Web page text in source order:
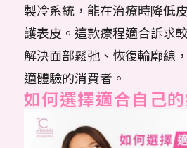
製冷系統，能在治療時降低
護表皮。這款療程適合訴求
解決面部鬆弛、恢復輪廓線
適體驗的消費者。
如何選擇適合自己